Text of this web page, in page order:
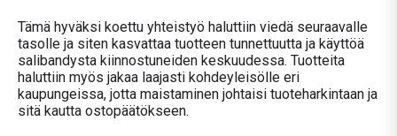
Tämä hyväksi koettu yhteistyö haluttiin viedä seuraavalle
tasolle ja siten kasvattaa tuotteen tunnettuutta ja käyttöä
salibandysta kiinnostuneiden keskuudessa. Tuotteita
haluttiin myös jakaa laajasti kohdeyleisölle eri
kaupungeissa, jotta maistaminen johtaisi tuoteharkintaan ja
sitä kautta ostopäätökseen.